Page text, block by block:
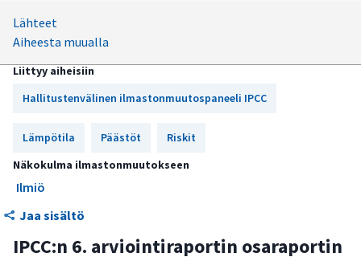
Kaikki infografiikat yhtenä PDF-tiedostona
arviointiraportin viestit
Lähteet
Aiheesta muualla
Liittyy aiheisiin
Hallitustenvälinen ilmastonmuutospaneeli IPCC
Lämpötila Päästöt
Riskit
Näkokulma ilmastonmuutokseen
Ilmiö
Jaa sisältö
IPCC:n 6. arviointiraportin osaraportin